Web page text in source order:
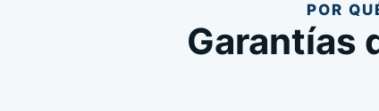
POR
Garantías